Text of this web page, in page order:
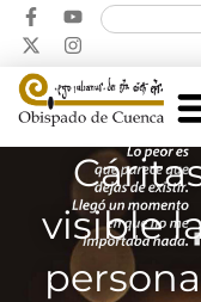
visible